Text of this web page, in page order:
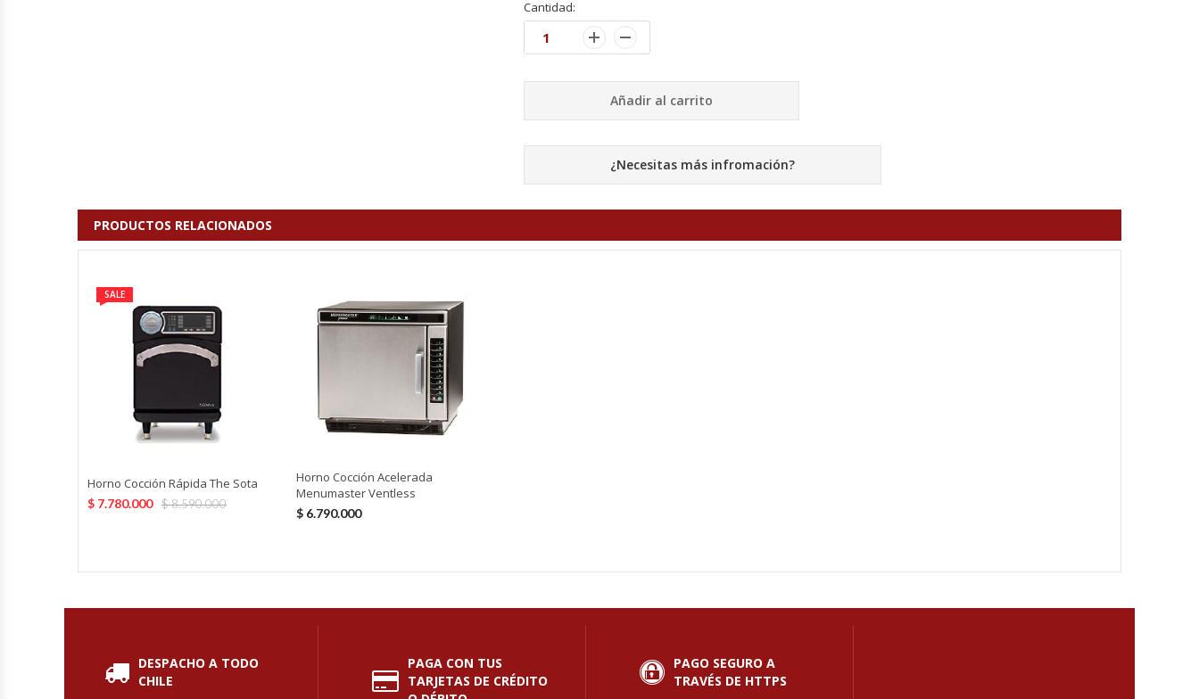
Exprimidoras De Cítricos
Fabricadoras De Hielo
Formadora De Pizza
Freidoras Industriales
Granizadoras
Hornos Eléctricos
Cantidad:
Añadir al carrito
¿Necesitas más infromación?
PRODUCTOS RELACIONADOS
SALE
Horno Cocción Rápida The Sota
$8.590.000
$ 7.780.000
Horno Cocción Acelerada
Menumaster Ventless
$6.790.000
DESPACHO A TODO
CHILE
PAGA CON TUS
TARJETAS DE CRÉDITO
PAGO SEGURO A
TRAVÉS DE HTTPS